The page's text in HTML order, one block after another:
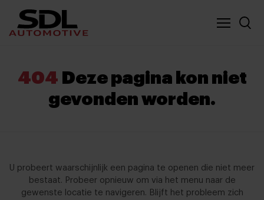
Nieuwe locatie SDL
Vergelijker
404 Deze pagina kon niet
gevonden worden.
U probeert waarschijnlijk een pagina te openen die niet meer
bestaat. Probeer opnieuw om via het menu naar de
gewenste locatie te navigeren. Blijft het probleem zich